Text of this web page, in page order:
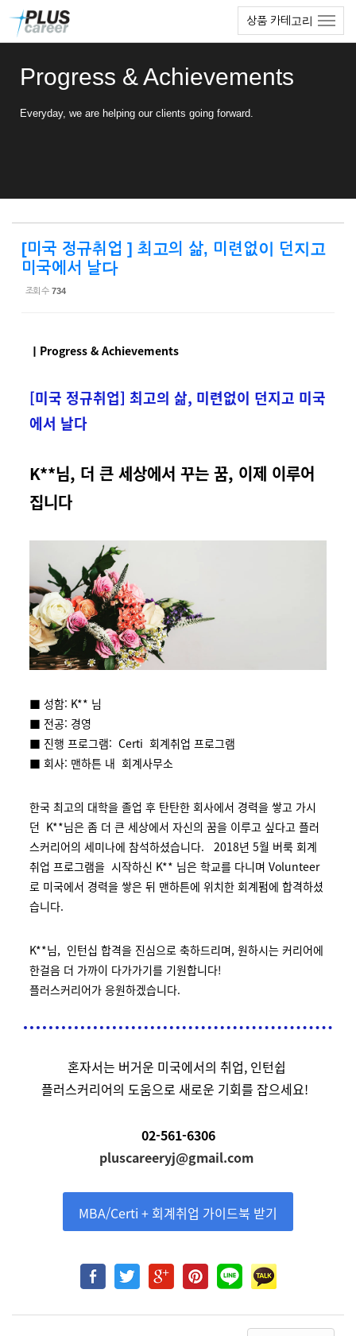
상품 카테고리
Progress & Achievements
Everyday, we are helping our clients going forward.
[미국 정규취업 ] 최고의 삶, 미련없이 던지고
미국에서 날다
조회 수 734
ㅣProgress & Achievements
[미국 정규취업] 최고의 삶, 미련없이 던지고 미국
에서 날다
K**님, 더 큰 세상에서 꾸는 꿈, 이제 이루어
집니다
■ 성함: K** 님
■ 전공: 경영
■ 진행 프로그램: Certi 회계취업 프로그램
■ 회사: 맨하튼 내 회계사무소
한국 최고의 대학을 졸업 후 탄탄한 회사에서 경력을 쌓고 가시
던 K**님은 좀 더 큰 세상에서 자신의 꿈을 이루고 싶다고 플러
스커리어의 세미나에 참석하셨습니다. 2018년 5월 버룩 회계
취업 프로그램을 시작하신 K** 님은 학교를 다니며 Volunteer
로 미국에서 경력을 쌓은 뒤 맨하튼에 위치한 회계펌에 합격하셨
습니다.
K**님, 인턴십 합격을 진심으로 축하드리며, 원하시는 커리어에
한걸음 더 가까이 다가가기를 기원합니다!
플러스커리어가 응원하겠습니다.
혼자서는 버거운 미국에서의 취업, 인턴쉽
플러스커리어의 도움으로 새로운 기회를 잡으세요!
02-561-6306
pluscareeryj@gmail.com
MBA/Certi + 회계취업 가이드북 받기